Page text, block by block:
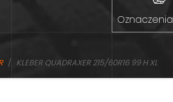
Oznaczenia
KLEBER QUADRAXER 215/60R16 99 H XL